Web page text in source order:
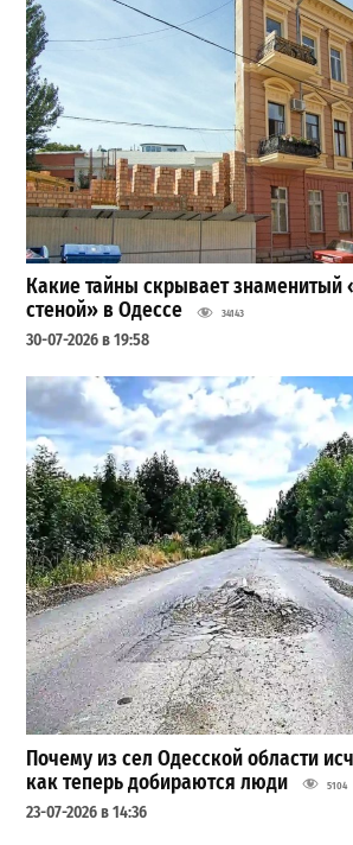
Какие тайны скрывает знаменитый
стеной» в Одессе
34143
30-07-2026 в 19:58
Почему из сел Одесской области
как теперь добираются люди
5104
23-07-2026 в 14:36